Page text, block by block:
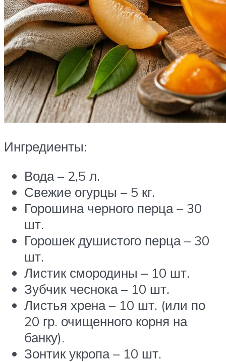
Ингредиенты:
Вода – 2,5 л.
Свежие огурцы – 5 кг.
Горошина черного перца – 30
шт.
Горошек душистого перца – 30
шт.
Листик смородины – 10 шт.
Зубчик чеснока – 10 шт.
Листья хрена – 10 шт. (или по
20 гр. очищенного корня на
банку).
Зонтик укропа – 10 шт.